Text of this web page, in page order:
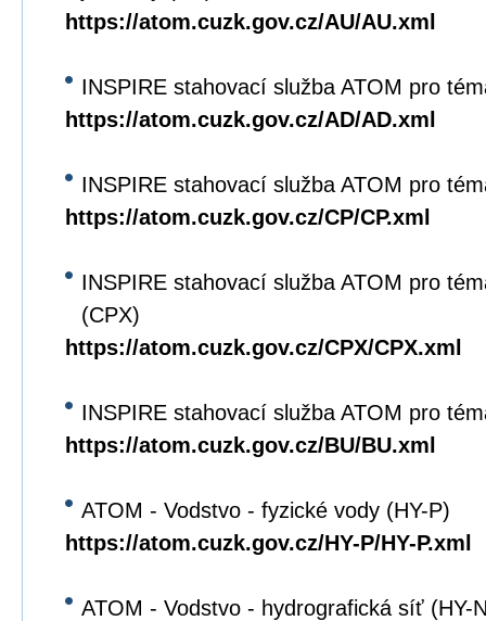
https://atom.cuzk.gov.cz/AU/AU.xml
INSPIRE stahovací služba ATOM pro
https://atom.cuzk.gov.cz/AD/AD.xml
INSPIRE stahovací služba ATOM pro
https://atom.cuzk.gov.cz/CP/CP.xml
INSPIRE stahovací služba ATOM pro
(CPX)
https://atom.cuzk.gov.cz/CPX/CPX.xml
INSPIRE stahovací služba ATOM pro
https://atom.cuzk.gov.cz/BU/BU.xml
ATOM - Vodstvo - fyzické vody (HY-P)
https://atom.cuzk.gov.cz/HY-P/HY-P.xml
ATOM - Vodstvo - hydrografická síť (HY-